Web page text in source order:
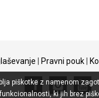
Pravni pouk
piškotke z namenom
ki jih brez